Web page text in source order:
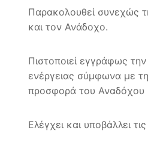
Παρακολουθεί συνεχώς
και τον Ανάδοχο.
Πιστοποιεί εγγράφως
ενέργειας σύμφωνα με
προσφορά του Αναδόχου
Ελέγχει και υποβάλλει